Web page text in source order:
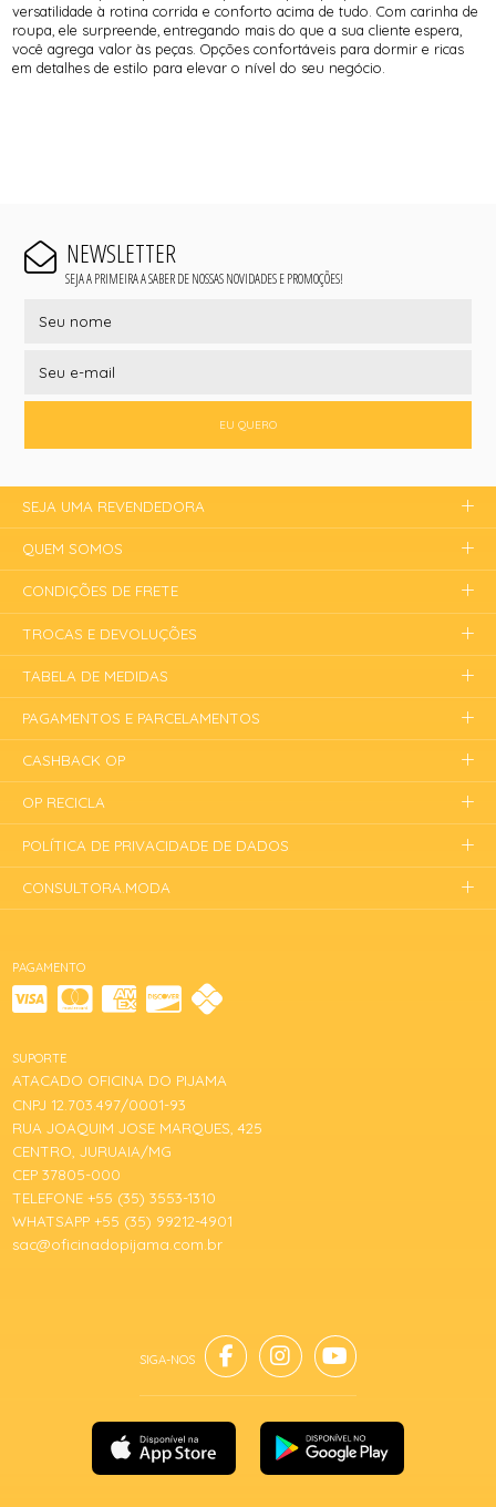
versatilidade à rotina corrida e conforto acima de tudo. Com carinha de
roupa, ele surpreende, entregando mais do que a sua cliente espera,
você agrega valor às peças. Opções confortáveis para dormir e ricas
em detalhes de estilo para elevar o nível do seu negócio.
NEWSLETTER
SEJA A PRIMEIRA A SABER DE NOSSAS NOVIDADES E PROMOÇÕES!
EU QUERO
PAGAMENTO
SUPORTE
ATACADO OFICINA DO PIJAMA
CNPJ 12.703.497/0001-93
RUA JOAQUIM JOSE MARQUES, 425
CENTRO, JURUAIA/MG
CEP 37805-000
TELEFONE +55 (35) 3553-1310
WHATSAPP +55 (35) 99212-4901
sac@oficinadopijama.com.br
SEJA UMA REVENDEDORA
QUEM SOMOS
CONDIÇÕES DE FRETE
TROCAS E DEVOLUÇÕES
TABELA DE MEDIDAS
PAGAMENTOS E PARCELAMENTOS
CASHBACK OP
OP RECICLA
POLÍTICA DE PRIVACIDADE DE DADOS
CONSULTORA.MODA